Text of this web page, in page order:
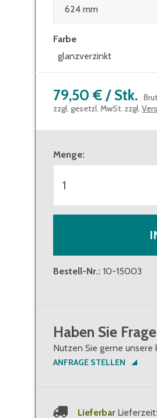
Farbe
glanzverzinkt
79,50 € / Stk.
zzgl. gesetzl. MwSt. zzgl.
Menge:
Bestell-Nr.: 10-15003
Haben Sie
Nutzen Sie gerne unsere
ANFRAGE STELLEN
Lieferbar